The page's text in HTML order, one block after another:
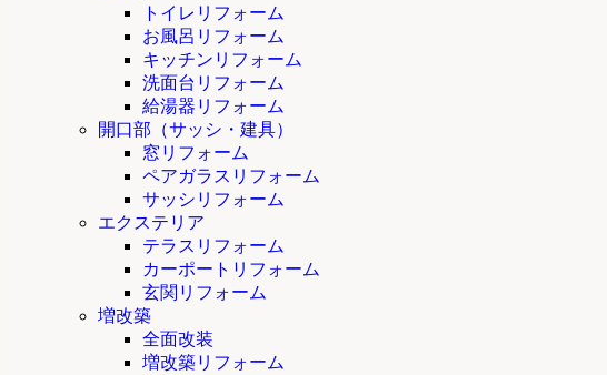
トイレリフォーム
お風呂リフォーム
キッチンリフォーム
洗面台リフォーム
給湯器リフォーム
開口部（サッシ・建具）
窓リフォーム
ペアガラスリフォーム
サッシリフォーム
エクステリア
テラスリフォーム
カーポートリフォーム
玄関リフォーム
増改築
全面改装
増改築リフォーム